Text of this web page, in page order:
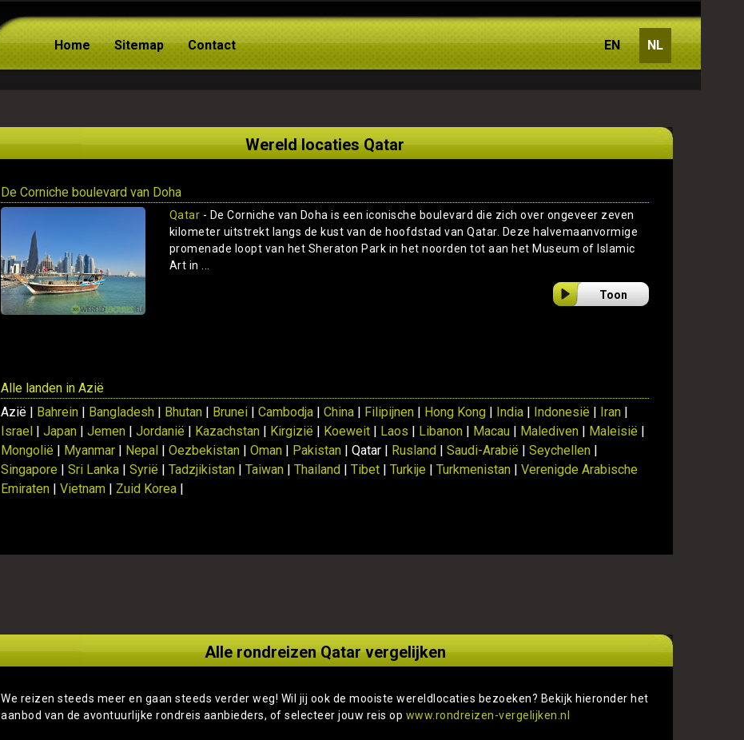
Home Sitemap Contact NL
EN
Wereld locaties Qatar
De Corniche boulevard van Doha
Qatar - De Corniche van Doha is een iconische boulevard die zich over ongeveer zeven
kilometer uitstrekt langs de kust van de hoofdstad van Qatar. Deze halvemaanvormige
promenade loopt van het Sheraton Park in het noorden tot aan het Museum of Islamic
Art in ...
Toon
Alle landen in Azië
Azië | Bahrein | Bangladesh | Bhutan | Brunei |Cambodja |China | Filipijnen | Hong Kong | India | Indonesië | Iran |
Israel |Japan |Jemen |Jordanië | Kazachstan | Kirgizië | Koeweit | Laos | Libanon | Macau | Malediven | Maleisië |
Mongolië | Myanmar | Nepal |Oezbekistan |Oman | Pakistan | Qatar | Rusland |Saudi-Arabië |Seychellen |
Singapore |Sri Lanka |Syrië |Tadzjikistan |Taiwan |Thailand |Tibet |Turkije |Turkmenistan |Verenigde Arabische
Emiraten |Vietnam | Zuid Korea |
Alle rondreizen Qatar vergelijken
We reizen steeds meer en gaan steeds verder weg! Wil jij ook de mooiste wereldlocaties bezoeken? Bekijk hieronder het
aanbod van de avontuurlijke rondreis aanbieders, of selecteer jouw reis op www.rondreizen-vergelijken.nl